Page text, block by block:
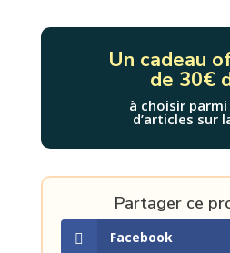
Un cadeau
de 30€
à choisir
d’articles sur
Partager ce
Facebook